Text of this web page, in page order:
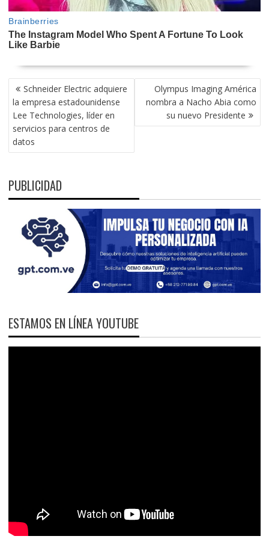
NAVEGACIÓN
DE
ENTRADAS
Schneider Electric adquiere
la empresa estadounidense
Lee Technologies, líder en
servicios para centros de
datos
Olympus Imaging América
nombra a Nacho Abia como
su nuevo Presidente
PUBLICIDAD
ESTAMOS EN LÍNEA YOUTUBE